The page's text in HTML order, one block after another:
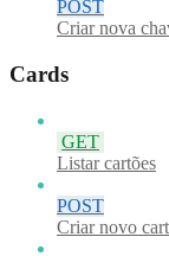
POST
Criar nova
Cards
GET
Listar cartões
POST
Criar novo